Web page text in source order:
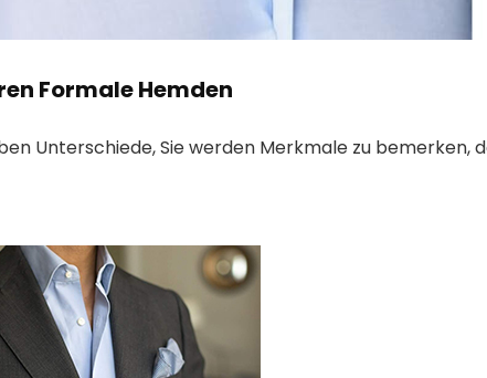
Formale Hemden
Unterschiede, Sie werden Merkmale zu